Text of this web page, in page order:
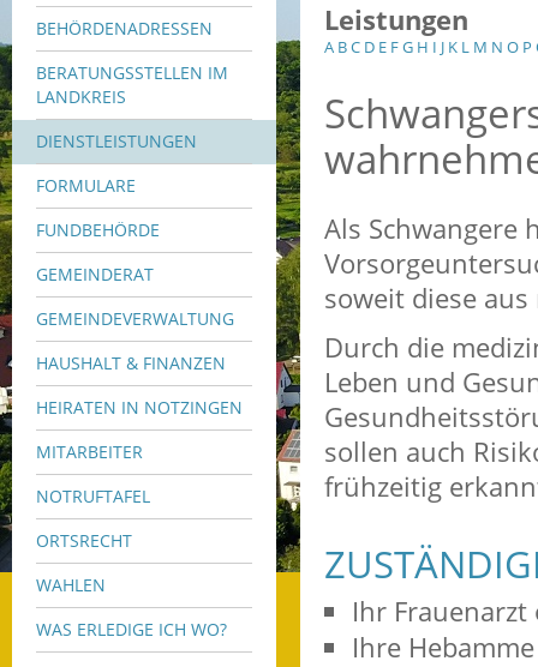
BEHÖRDENADRESSEN
BERATUNGSSTELLEN IM
LANDKREIS
DIENSTLEISTUNGEN
FORMULARE
FUNDBEHÖRDE
GEMEINDERAT
GEMEINDEVERWALTUNG
HAUSHALT & FINANZEN
HEIRATEN IN NOTZINGEN
MITARBEITER
NOTRUFTAFEL
ORTSRECHT
WAHLEN
WAS ERLEDIGE ICH WO?
Leistungen
A BC D E FG H I J K L M N O P
Als Schwangere
soweit diese
Durch die
Leben und
sollen auch
frühzeitig
Ihr
Ihre Hebamme